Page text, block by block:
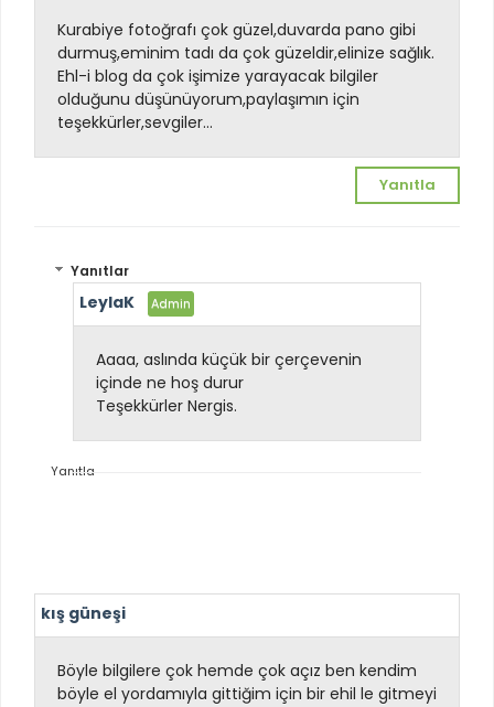
Kurabiye fotoğrafı çok güzel,duvarda pano gibi
durmuş,eminim tadı da çok güzeldir,elinize sağlık.
Ehl-i blog da çok işimize yarayacak bilgiler
olduğunu düşünüyorum,paylaşımın için
teşekkürler,sevgiler...
Yanıtla
Yanıtlar
LeylaK
Aaaa, aslında küçük bir çerçevenin
içinde ne hoş durur
Teşekkürler Nergis.
Yanıtla
kış güneşi
Böyle bilgilere çok hemde çok açız ben kendim
böyle el yordamıyla gittiğim için bir ehil le gitmeyi